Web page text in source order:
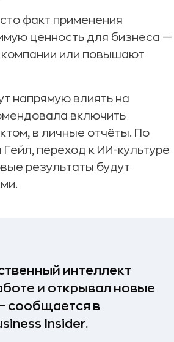
факт применения
ценность для бизнеса —
или повышают
напрямую влиять на
включить
в личные отчёты. По
переход к ИИ-культуре
результаты будут
интеллект
и открывал новые
сообщается в
Insider.